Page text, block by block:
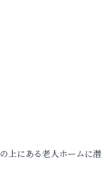
にある老人ホームに